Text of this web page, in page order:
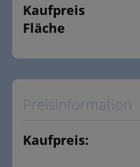
Kaufpreis
Fläche
Preisinformation
Kaufpreis: